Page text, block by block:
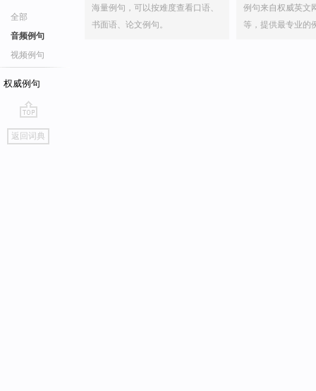
全部
音频例句
视频例句
权威例句
go
top
返回词典
海量例句，可以按难度查看口语、
书面语、论文例句。
例句来自权威英文
等，提供最专业的